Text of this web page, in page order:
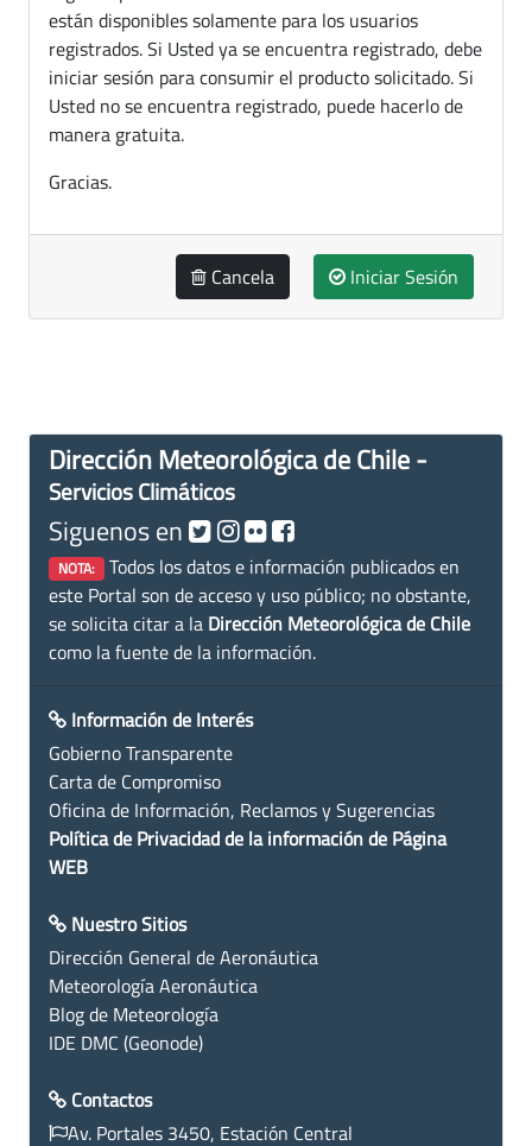
están disponibles solamente para los usuarios
registrados. Si Usted ya se encuentra registrado, debe
iniciar sesión para consumir el producto solicitado. Si
Usted no se encuentra registrado, puede hacerlo de
manera gratuita.
Gracias.
Cancela Iniciar Sesión
Dirección Meteorológica de Chile -
Servicios Climáticos
Siguenos en
NOTA: Todos los datos e información publicados en
este Portal son de acceso y uso público; no obstante,
se solicita citar a la Dirección Meteorológica de Chile
como la fuente de la información.
Información de Interés
Gobierno Transparente
Carta de Compromiso
Oficina de Información, Reclamos y Sugerencias
Política de Privacidad de la información de Página
WEB
Nuestro Sitios
Dirección General de Aeronáutica
Meteorología Aeronáutica
Blog de Meteorología
IDE DMC (Geonode)
Contactos
Av. Portales 3450, Estación Central